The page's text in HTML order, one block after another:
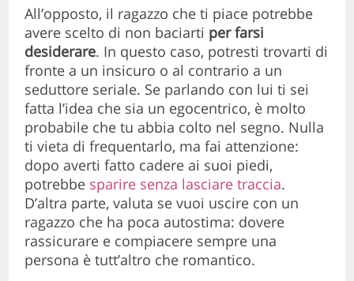
All’opposto, il ragazzo che ti piace potrebbe
avere scelto di non baciarti per farsi
desiderare. In questo caso, potresti trovarti di
fronte a un insicuro o al contrario a un
seduttore seriale. Se parlando con lui ti sei
fatta l’idea che sia un egocentrico, è molto
probabile che tu abbia colto nel segno. Nulla
ti vieta di frequentarlo, ma fai attenzione:
dopo averti fatto cadere ai suoi piedi,
potrebbe sparire senza lasciare traccia.
D’altra parte, valuta se vuoi uscire con un
ragazzo che ha poca autostima: dovere
rassicurare e compiacere sempre una
persona è tutt’altro che romantico.